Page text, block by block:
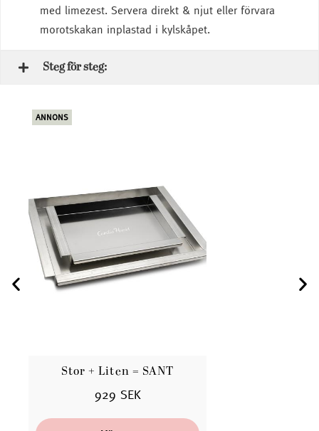
med limezest. Servera direkt & njut eller förvara
morotskakan inplastad i kylskåpet.
Steg för steg:
ANNONS
Stor + Liten = SANT
929 SEK